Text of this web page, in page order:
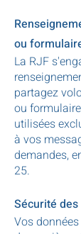
ou
La RJF
partagez
ou
utilisées
à vos
demandes,
25.
Sécurité
Vos